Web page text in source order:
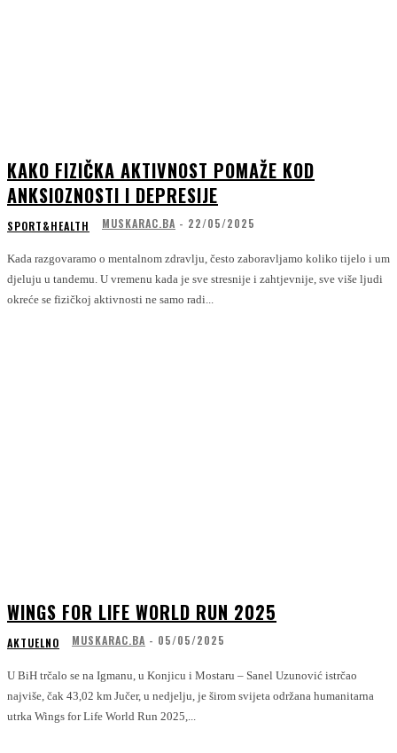
KAKO FIZIČKA AKTIVNOST POMAŽE KOD
ANKSIOZNOSTI I DEPRESIJE
SPORT&HEALTH MUSKARAC.BA - 22/05/2025
Kada razgovaramo o mentalnom zdravlju, često zaboravljamo koliko tijelo i um
djeluju u tandemu. U vremenu kada je sve stresnije i zahtjevnije, sve više ljudi
okreće se fizičkoj aktivnosti ne samo radi...
WINGS FOR LIFE WORLD RUN 2025
AKTUELNO MUSKARAC.BA - 05/05/2025
U BiH trčalo se na Igmanu, u Konjicu i Mostaru – Sanel Uzunović istrčao
najviše, čak 43,02 km Jučer, u nedjelju, je širom svijeta održana humanitarna
utrka Wings for Life World Run 2025,...